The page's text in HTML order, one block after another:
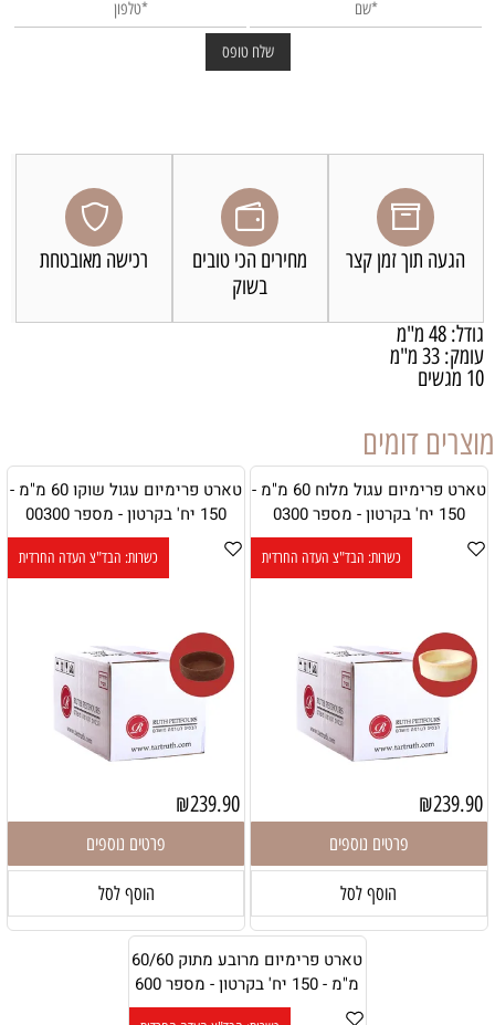
הגעה תוך זמן קצר
מחירים הכי טובים
בשוק
רכישה מאובטחת
גודל: 48 מ"מ
עומק: 33 מ"מ
10 מגשים
מוצרים דומים
טארט פרימיום עגול מלוח 60 מ"מ -
150 יח' בקרטון - מספר 0300
כשרות: הבד"צ העדה החרדית
₪239.90
פרטים נוספים
הוסף לסל
טארט פרימיום עגול שוקו 60 מ"מ -
150 יח' בקרטון - מספר 00300
כשרות: הבד"צ העדה החרדית
₪239.90
פרטים נוספים
הוסף לסל
טארט פרימיום מרובע מתוק 60/60
מ"מ - 150 יח' בקרטון - מספר 600